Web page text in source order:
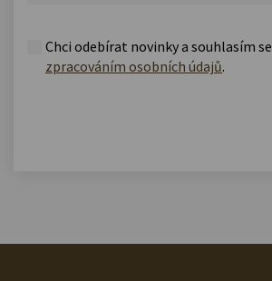
Chci odebírat novinky a souhlasím se
zpracováním osobních údajů.